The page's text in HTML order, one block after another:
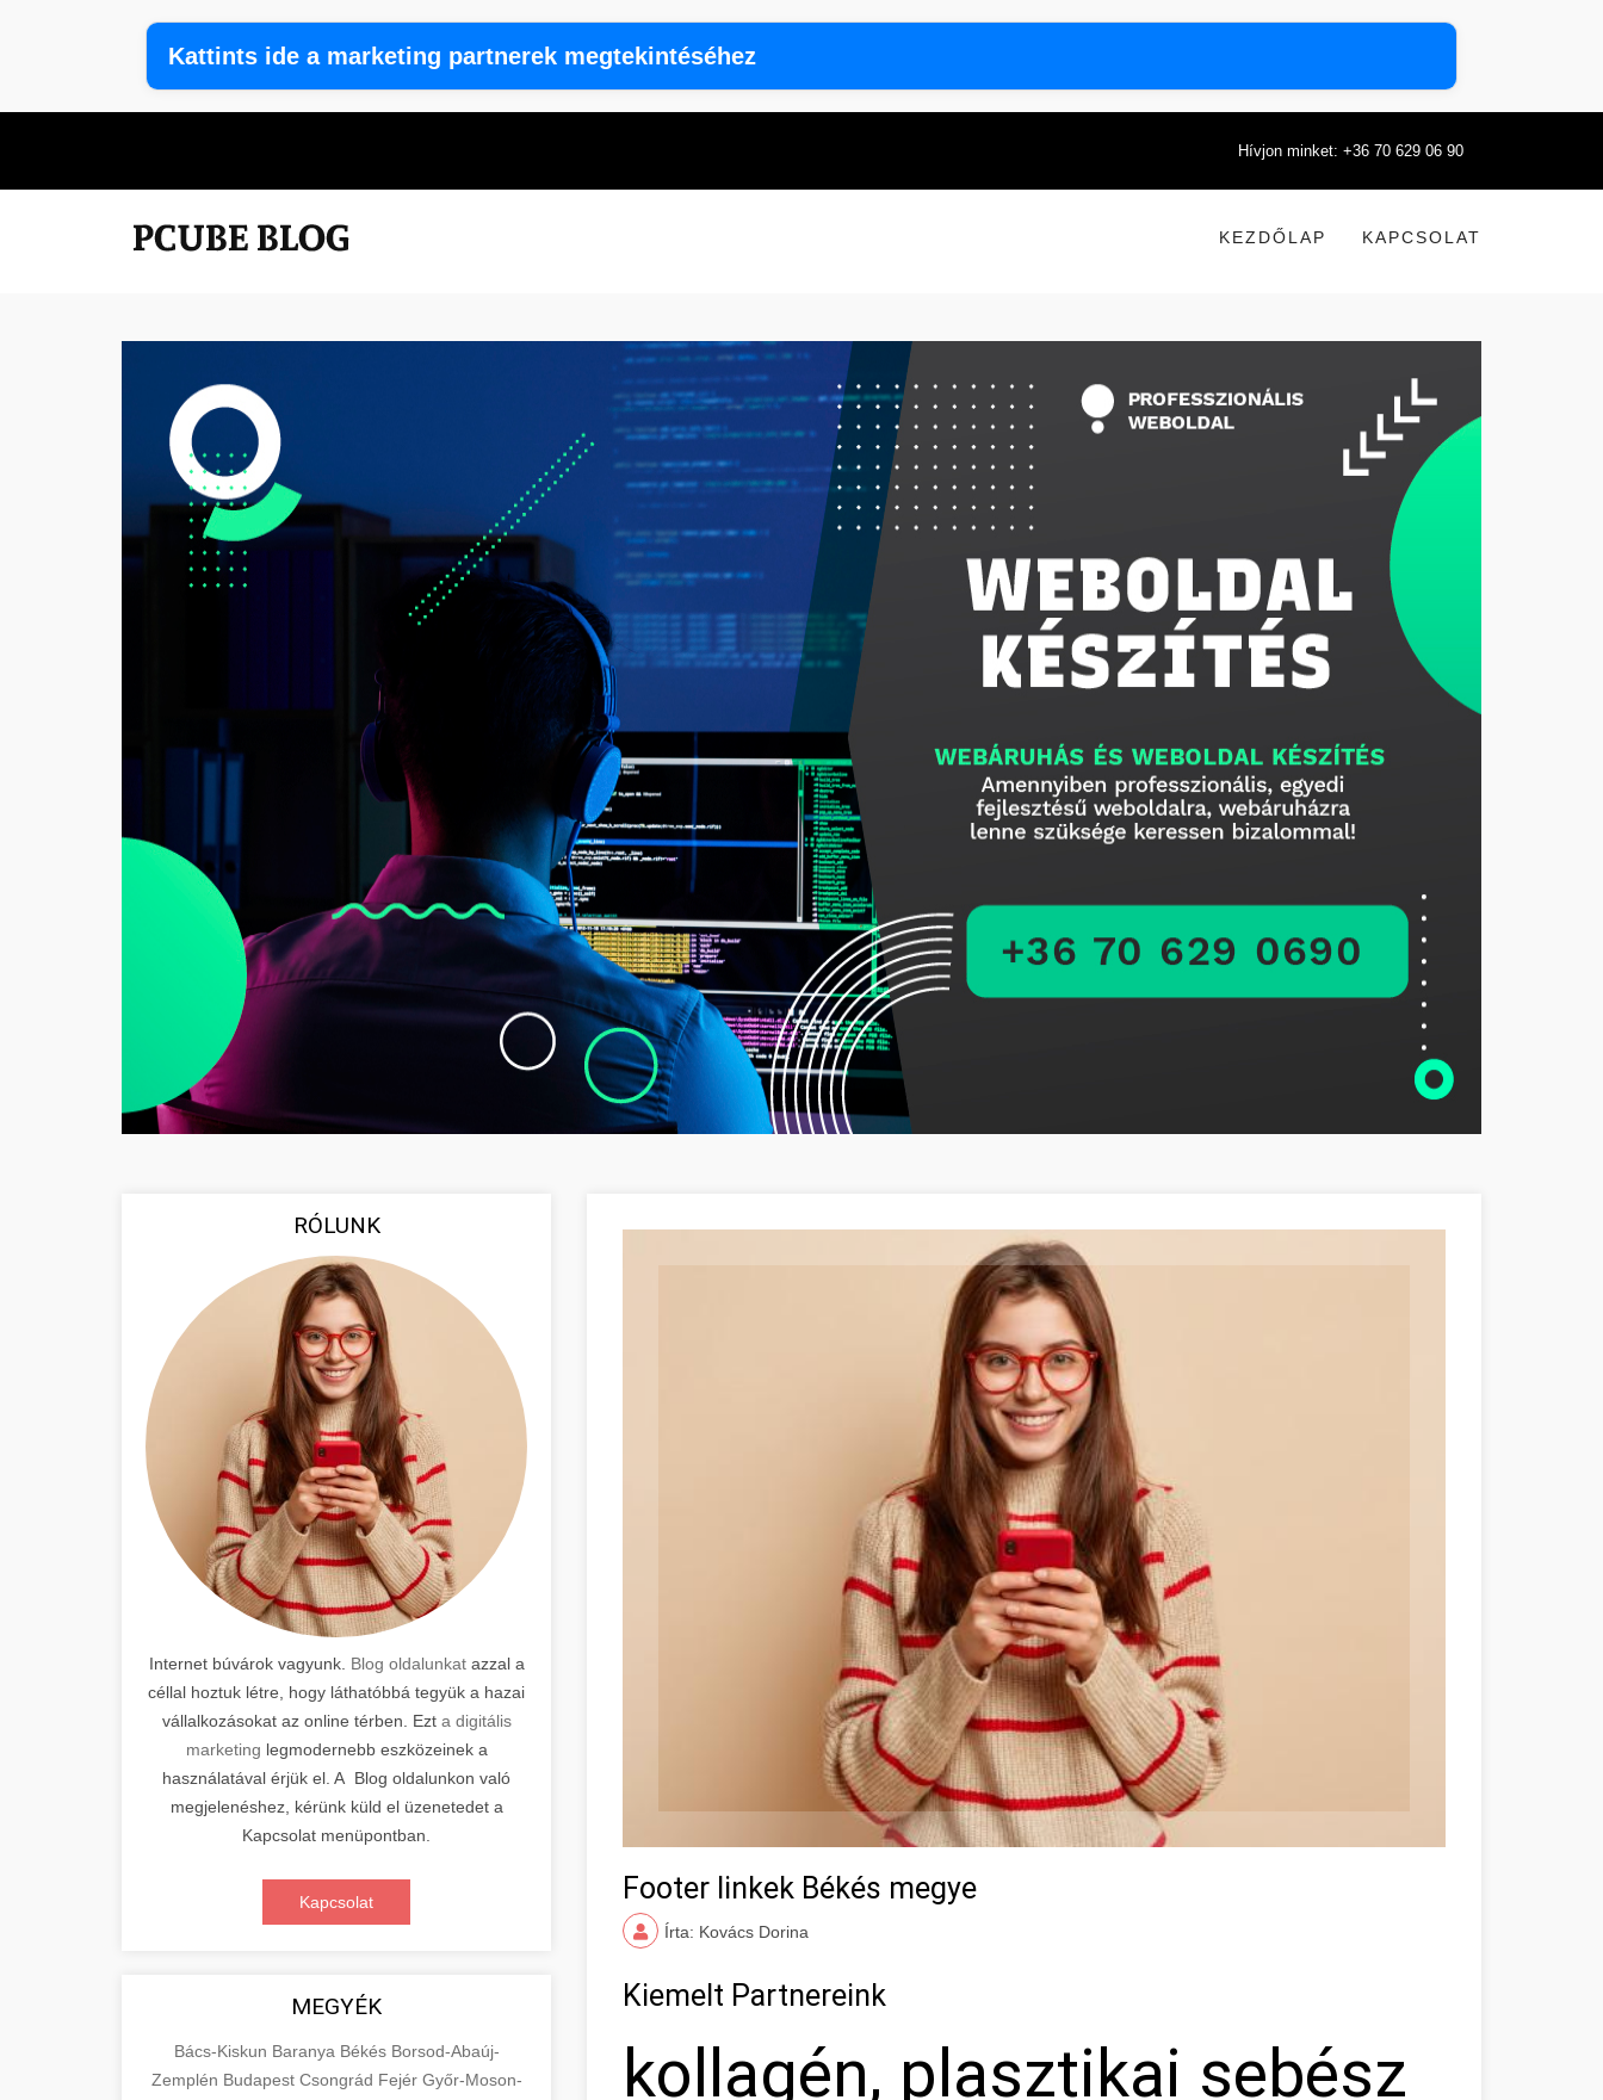
Kattints ide a marketing partnerek megtekintéséhez
Hívjon minket: +36 70 629 06 90
KEZDŐLAP KAPCSOLAT
RÓLUNK
Internet búvárok vagyunk. Blog oldalunkatazzal a
céllal hoztuk létre, hogy láthatóbbá tegyük a hazai
vállalkozásokat az online térben. Ezt a digitális
marketing legmodernebb eszközeinek a
használatával érjük el. A Blog oldalunkon való
megjelenéshez, kérünk küld el üzenetedet a
Kapcsolat menüpontban.
Kapcsolat
MEGYÉK
Bács-Kiskun Baranya Békés Borsod-Abaúj-
Zemplén Budapest Csongrád Fejér Győr-Moson-
Footer linkek Békés megye
Írta: Kovács Dorina
Kiemelt Partnereink
kollagén, plasztikai sebész